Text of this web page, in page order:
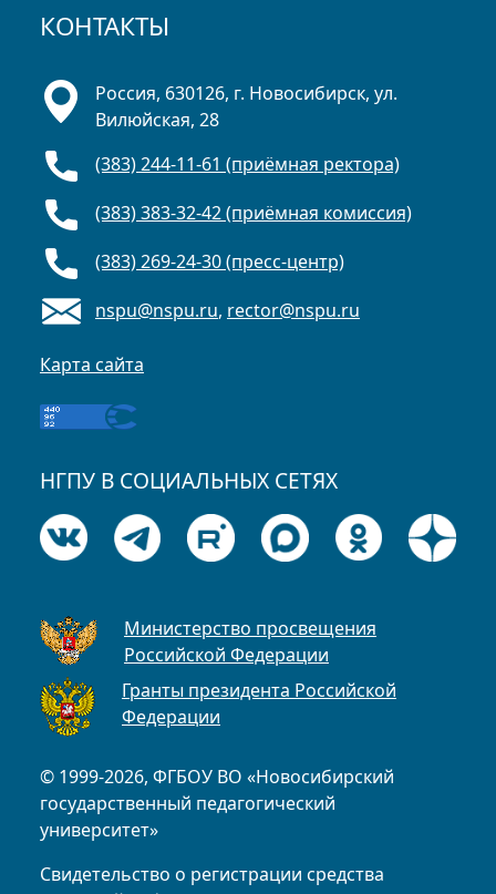
КОНТАКТЫ
© 1999-2026, ФГБОУ ВО «Новосибирский
государственный педагогический
университет»
Свидетельство о регистрации средства
Россия, 630126, г. Новосибирск, ул.
Вилюйская, 28
(383) 244-11-61 (приёмная ректора)
(383) 383-32-42 (приёмная комиссия)
(383) 269-24-30 (пресс-центр)
nspu@nspu.ru, rector@nspu.ru
Карта сайта
НГПУ В СОЦИАЛЬНЫХ СЕТЯХ
Министерство просвещения
Российской Федерации
Гранты президента Российской
Федерации